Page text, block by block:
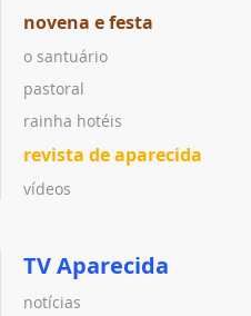
novena e festa
o santuário
pastoral
rainha hotéis
revista de aparecida
vídeos
TV Aparecida
notícias